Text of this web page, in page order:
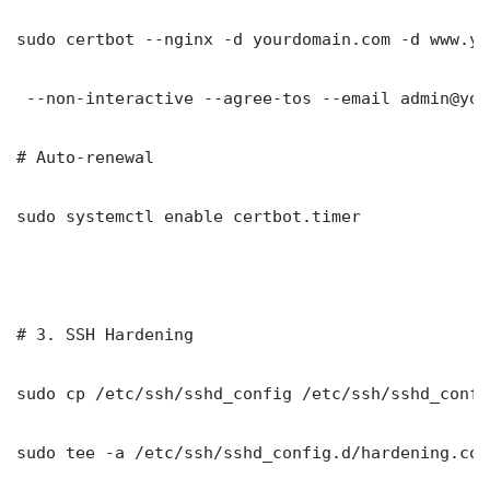
sudo certbot --nginx -d yourdomain.com -d
--non-interactive --agree-tos --email
# Auto-renewal
sudo systemctl enable certbot.timer
# 3. SSH Hardening
sudo cp /etc/ssh/sshd_config /etc/ssh/
sudo tee -a /etc/ssh/sshd_config.d/